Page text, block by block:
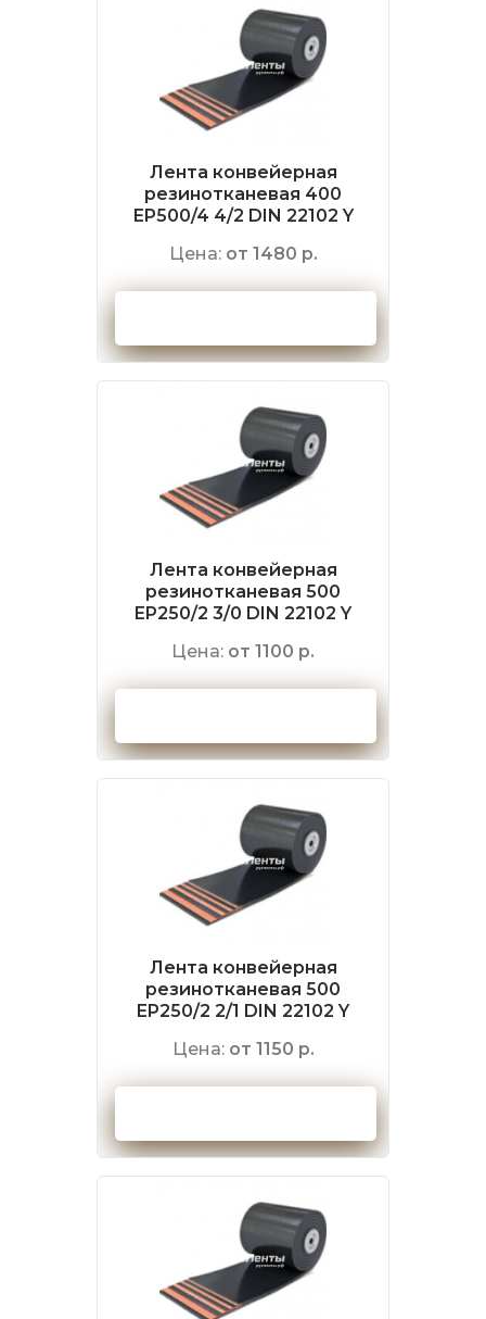
Лента конвейерная
резинотканевая 400
EP500/4 4/2 DIN 22102 Y
Цена: от 1480 р.
Лента конвейерная
резинотканевая 500
EP250/2 3/0 DIN 22102 Y
Цена: от 1100 р.
Лента конвейерная
резинотканевая 500
EP250/2 2/1 DIN 22102 Y
Цена: от 1150 р.